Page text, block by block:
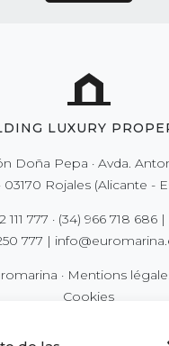
LUXURY
Doña Pepa · Avda.
03170 Rojales (Alicante -
111 777 · (34) 966 718 686|
777 |
· Mentions
Cookies